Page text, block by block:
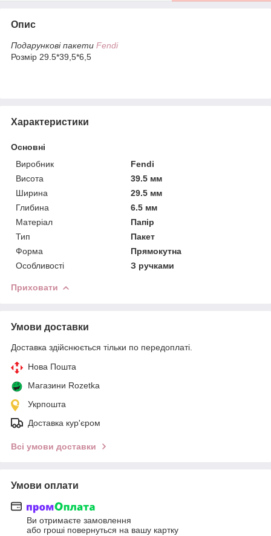
Опис
Подарункові пакети Fendi
Розмір 29.5*39,5*6,5
Характеристики
Основні
Виробник
Fendi
Висота
39.5 мм
Ширина
29.5 мм
Глибина
6.5 мм
Матеріал
Папір
Тип
Пакет
Форма
Прямокутна
Особливості
З ручками
Приховати
Умови доставки
Доставка здійснюється тільки по передоплаті.
Нова Пошта
Магазини Rozetka
Укрпошта
Доставка кур'єром
Всі умови доставки
Умови оплати
Ви отримаєте замовлення
або гроші повернуться на вашу картку